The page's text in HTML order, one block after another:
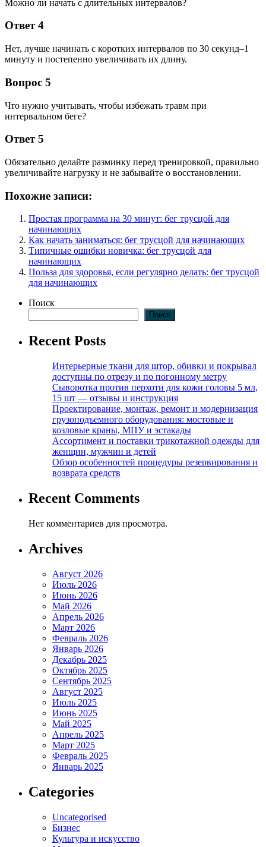
Можно ли начать с длительных интервалов?
Ответ 4
Нет, лучше начинать с коротких интервалов по 30 секунд–1
минуту и постепенно увеличивать их длину.
Вопрос 5
Что нужно учитывать, чтобы избежать травм при
интервальном беге?
Ответ 5
Обязательно делайте разминку перед тренировкой, правильно
увеличивайте нагрузку и не забывайте о восстановлении.
Похожие записи:
Простая программа на 30 минут: бег трусцой для
начинающих
Как начать заниматься: бег трусцой для начинающих
Типичные ошибки новичка: бег трусцой для
начинающих
Польза для здоровья, если регулярно делать: бег трусцой
для начинающих
Поиск
Поиск
Recent Posts
Интерьерные ткани для штор, обивки и покрывал
доступны по отрезу и по погонному метру
Сыворотка против перхоти для кожи головы 5 мл,
15 шт — отзывы и инструкция
Проектирование, монтаж, ремонт и модернизация
грузоподъемного оборудования: мостовые и
козловые краны, МПУ и эстакады
Ассортимент и поставки трикотажной одежды для
женщин, мужчин и детей
Обзор особенностей процедуры резервирования и
возврата средств
Recent Comments
Нет комментариев для просмотра.
Archives
Август 2026
Июль 2026
Июнь 2026
Май 2026
Апрель 2026
Март 2026
Февраль 2026
Январь 2026
Декабрь 2025
Октябрь 2025
Сентябрь 2025
Август 2025
Июль 2025
Июнь 2025
Май 2025
Апрель 2025
Март 2025
Февраль 2025
Январь 2025
Categories
Uncategorised
Бизнес
Культура и искусство